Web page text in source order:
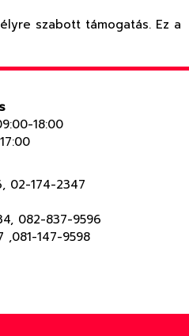
szabott támogatás. Ez a
18:00
, 02-174-2347
, 082-837-9596
,081-147-9598